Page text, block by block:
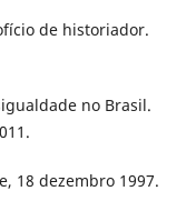
de historiador.
no Brasil.
18 dezembro 1997.